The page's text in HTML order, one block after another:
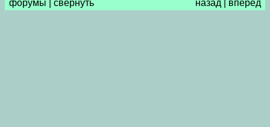
форумы свернуть назад вперед